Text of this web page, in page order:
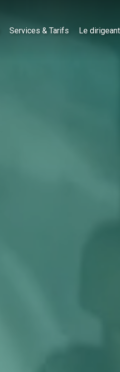
Services & Tarifs Le dirigeant